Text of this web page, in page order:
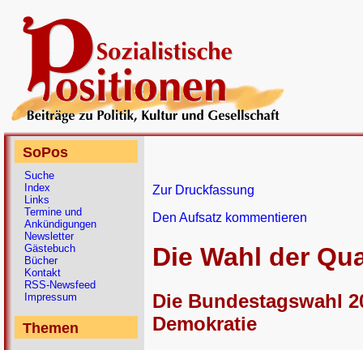
Zur Druckfassung
Den Aufsatz kommentieren
Die Wahl der
Die Bundestagswahl
Demokratie
SoPos
Suche
Index
Links
Termine und
Ankündigungen
Newsletter
Gästebuch
Bücher
Kontakt
RSS-Newsfeed
Impressum
Themen